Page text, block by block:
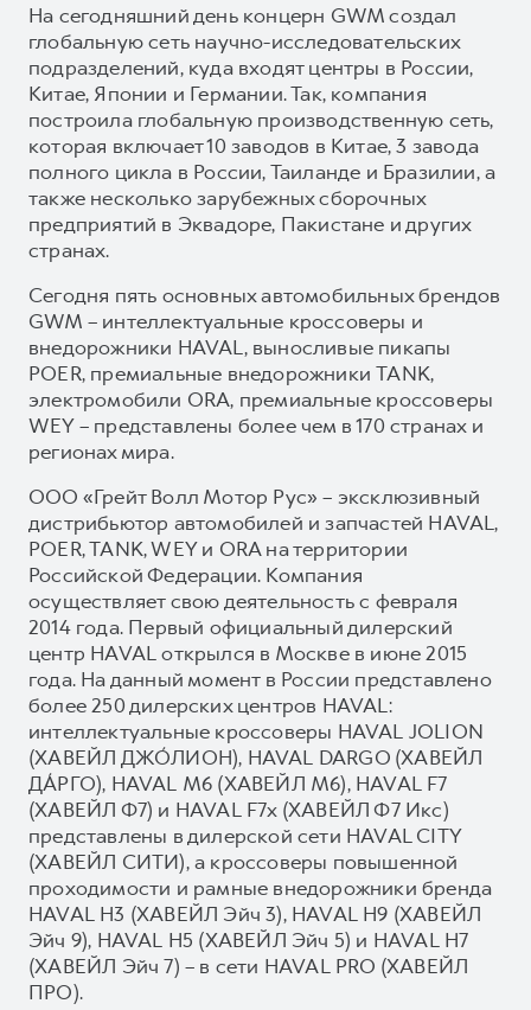
На сегодняшний день концерн GWM создал
глобальную сеть научно-исследовательских
подразделений, куда входят центры в России,
Китае, Японии и Германии. Так, компания
построила глобальную производственную сеть,
которая включает 10 заводов в Китае, 3 завода
полного цикла в России, Таиланде и Бразилии, а
также несколько зарубежных сборочных
предприятий в Эквадоре, Пакистане и других
странах.
Сегодня пять основных автомобильных брендов
GWM – интеллектуальные кроссоверы и
внедорожники HAVAL, выносливые пикапы
POER, премиальные внедорожники TANK,
электромобили ORA, премиальные кроссоверы
WEY – представлены более чем в 170 странах и
регионах мира.
ООО «Грейт Волл Мотор Рус» – эксклюзивный
дистрибьютор автомобилей и запчастей HAVAL,
POER, TANK, WEY и ORA на территории
Российской Федерации. Компания
осуществляет свою деятельность с февраля
2014 года. Первый официальный дилерский
центр HAVAL открылся в Москве в июне 2015
года. На данный момент в России представлено
более 250 дилерских центров HAVAL:
интеллектуальные кроссоверы HAVAL JOLION
(ХАВЕЙЛ ДЖО́ЛИОН), HAVAL DARGO (ХАВЕЙЛ
ДА́РГО), HAVAL М6 (ХАВЕЙЛ M6), HAVAL F7
(ХАВЕЙЛ Ф7) и HAVAL F7x (ХАВЕЙЛ Ф7 Икс)
представлены в дилерской сети HAVAL CITY
(ХАВЕЙЛ СИТИ), а кроссоверы повышенной
проходимости и рамные внедорожники бренда
HAVAL H3 (ХАВЕЙЛ Эйч 3), HAVAL H9 (ХАВЕЙЛ
Эйч 9), HAVAL H5 (ХАВЕЙЛ Эйч 5) и HAVAL H7
(ХАВЕЙЛ Эйч 7) – в сети HAVAL PRO (ХАВЕЙЛ
ПРО).